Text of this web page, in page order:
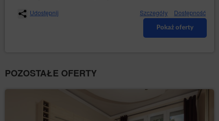
Udostępnij
Szczegóły Dostępność
Pokaż oferty
POZOSTAŁE OFERTY